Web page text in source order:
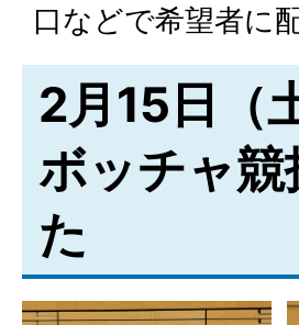
口などで希望者に
2月15日（
ボッチャ
た